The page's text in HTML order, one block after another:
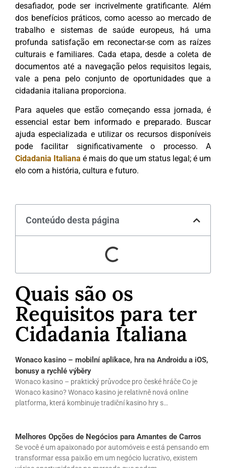
desafiador, pode ser incrivelmente gratificante. Além
dos benefícios práticos, como acesso ao mercado de
trabalho e sistemas de saúde europeus, há uma
profunda satisfação em reconectar-se com as raízes
culturais e familiares. Cada etapa, desde a coleta de
documentos até a navegação pelos requisitos legais,
vale a pena pelo conjunto de oportunidades que a
cidadania italiana proporciona.
Para aqueles que estão começando essa jornada, é
essencial estar bem informado e preparado. Buscar
ajuda especializada e utilizar os recursos disponíveis
pode facilitar significativamente o processo. A
Cidadania Italiana é mais do que um status legal; é um
elo com a história, cultura e futuro.
Conteúdo desta página
Quais são os
Requisitos para ter
Cidadania Italiana
Wonaco kasino – mobilní aplikace, hra na Androidu a iOS,
bonusy a rychlé výběry
Wonaco kasino – praktický průvodce pro české hráče Co je
Wonaco kasino? Wonaco kasino je relativně nová online
platforma, která kombinuje tradiční kasino hry s…
Melhores Opções de Negócios para Amantes de Carros
Se você é um apaixonado por automóveis e está pensando em
transformar essa paixão em um negócio lucrativo, existem